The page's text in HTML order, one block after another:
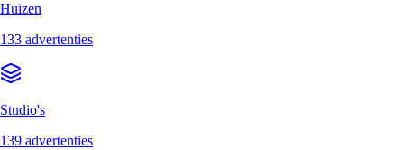
Huizen
133 advertenties
Studio's
139 advertenties